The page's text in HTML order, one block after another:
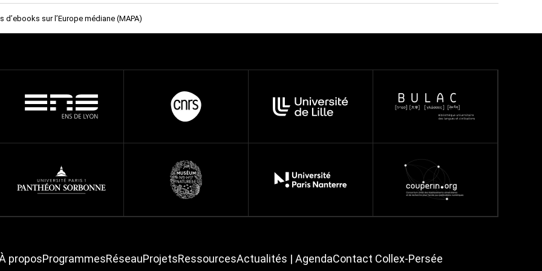
d’ebooks sur l’Europe médiane (MAPA)
proposProgrammesRéseauProjetsRessourcesActualités | AgendaContact Collex-Persée